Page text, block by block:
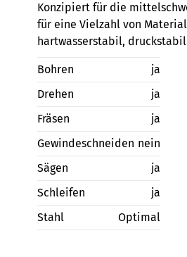
Konzipiert für die
für eine Vielzahl von
hartwasserstabil, druckstabil
Bohren
ja
Drehen
ja
Fräsen
ja
Gewindeschneiden nein
Sägen
ja
Schleifen
ja
Stahl
Optimal